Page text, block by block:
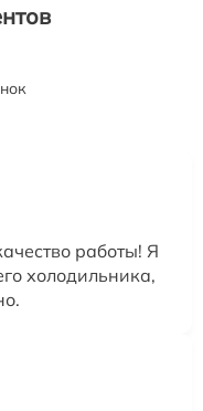
работы! Я
холодильника,